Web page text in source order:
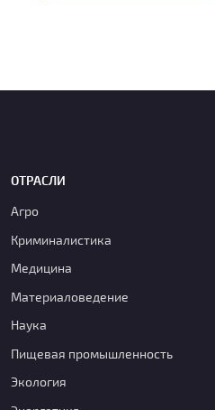
ОТРАСЛИ
Агро
Криминалистика
Медицина
Материаловедение
Наука
Пищевая промышленность
Экология